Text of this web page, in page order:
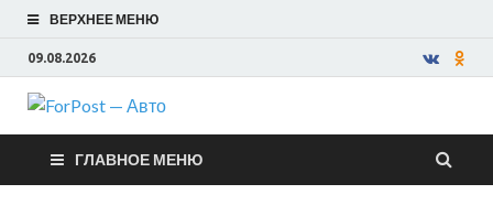
ВЕРХНЕЕ МЕНЮ
09.08.2026
ForPost —
Авто
ГЛАВНОЕ МЕНЮ